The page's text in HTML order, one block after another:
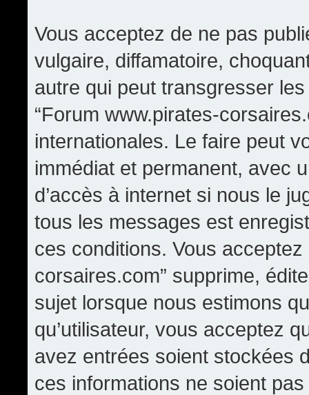
Vous acceptez de ne pas
vulgaire, diffamatoire,
autre qui peut transgresser
“Forum www.pirates-
internationales. Le faire peut
immédiat et permanent, avec
d’accès à internet si nous le
tous les messages est
ces conditions. Vous
corsaires.com” supprime,
sujet lorsque nous estimons
qu’utilisateur, vous acceptez
avez entrées soient stockées
ces informations ne soient